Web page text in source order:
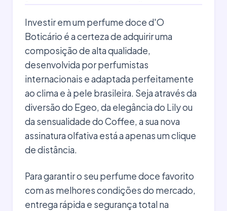
Investir em um perfume doce d'O
Boticário é a certeza de adquirir uma
composição de alta qualidade,
desenvolvida por perfumistas
internacionais e adaptada perfeitamente
ao clima e à pele brasileira. Seja através da
diversão do Egeo, da elegância do Lily ou
da sensualidade do Coffee, a sua nova
assinatura olfativa está a apenas um clique
de distância.
Para garantir o seu perfume doce favorito
com as melhores condições do mercado,
entrega rápida e segurança total na